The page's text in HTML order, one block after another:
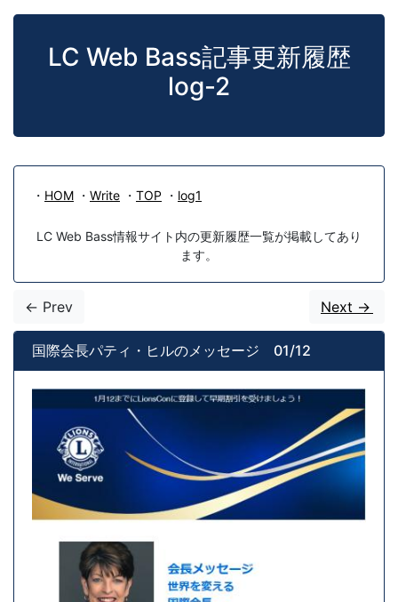
LC Web Bass記事更新履歴
log-2
・ HOM ・ Write ・ TOP ・ log1
LC Web Bass情報サイト内の更新履歴一覧が掲載してあり
ます。
<- Prev Next ->
国際会長パティ・ヒルのメッセージ 01/12